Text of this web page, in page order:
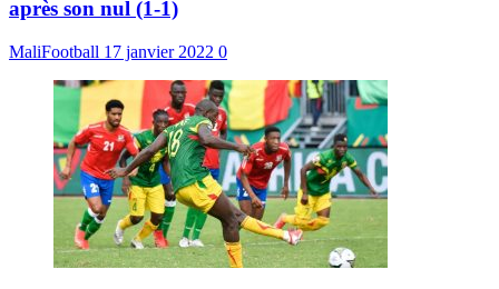
après son nul (1-1)
MaliFootball 17 janvier 2022 0